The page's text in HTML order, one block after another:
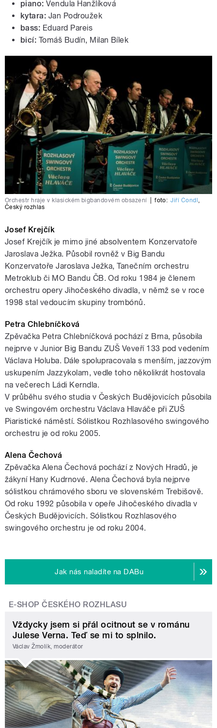
piano: Vendula Hanžlíková
kytara: Jan Podroužek
bass: Eduard Pareis
bicí: Tomáš Budín, Milan Bílek
Orchestr hraje v klasickém bigbandovém obsazení foto: Jiří Čondl
Český rozhlas
Josef Krejčík
Josef Krejčík je mimo jiné absolventem Konzervatoře
Jaroslava Ježka. Působil rovněž v Big Bandu
Konzervatoře Jaroslava Ježka, Tanečním orchestru
Metroklub či MO Bandu ČB. Od roku 1984 je členem
orchestru opery Jihočeského divadla, v němž se v roce
1998 stal vedoucím skupiny trombónů.
Petra Chlebníčková
Zpěvačka Petra Chlebníčková pochází z Brna, působila
nejprve v Junior Big Bandu ZUŠ Veveří 133 pod vedením
Václava Holuba. Dále spolupracovala s menším, jazzovým
uskupením Jazzykolam, vedle toho několikrát hostovala
na večerech Ládi Kerndla.
V průběhu svého studia v Českých Budějovicích působila
ve Swingovém orchestru Václava Hlaváče při ZUŠ
Piaristické náměstí. Sólistkou Rozhlasového swingového
orchestru je od roku 2005.
Alena Čechová
Zpěvačka Alena Čechová pochází z Nových Hradů, je
žákyní Hany Kudrnové. Alena Čechová byla nejprve
sólistkou chrámového sboru ve slovenském Trebišově.
Od roku 1992 působila v opeře Jihočeského divadla v
Českých Budějovicích. Sólistkou Rozhlasového
swingového orchestru je od roku 2004.
Jak nás naladíte na DABu
E-SHOP ČESKÉHO ROZHLASU
Vždycky jsem si přál ocitnout se v románu
Julese Verna. Teď se mi to splnilo.
Václav Žmolík, moderátor